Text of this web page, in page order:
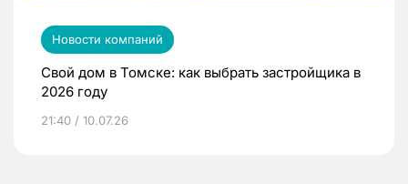
Новости компаний
Свой дом в Томске: как выбрать застройщика в
2026 году
21:40 / 10.07.26